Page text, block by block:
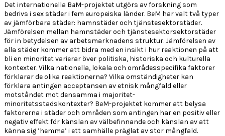
Det internationella BaM-projektet utgörs av forskning som
bedrivs i sex städer i fem europeiska länder. BaM har valt två typer
av jämförbara städer: hamnstäder och tjänstesektorstäder.
Jämförelsen mellan hamnstäder och tjänstesektorsektorstäder
för in betydelsen av arbetsmarknadens struktur. Jämförelsen av
alla städer kommer att bidra med en insikt i hur reaktionen på att
bli en minoritet varierar över politiska, historiska och kulturella
kontexter. Vilka nationella, lokala och områdesspecifika faktorer
förklarar de olika reaktionerna? Vilka omständigheter kan
förklara antingen acceptansen av etnisk mångfald eller
motståndet mot densamma i majoritet-
minoritetsstadskontexter? BaM-projektet kommer att belysa
faktorerna i städer och områden som antingen har en positiv eller
negativ effekt för känslan av välbefinnande och känslan av att
känna sig ’hemma’ i ett samhälle präglat av stor mångfald.